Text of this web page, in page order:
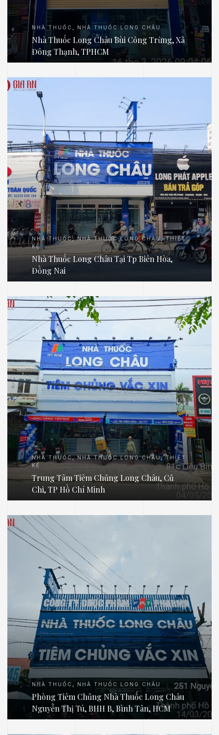
NHÀ THUỐC NHÀ THUỐC LONG CHÂU
Nhà Thuốc Long Châu Bùi Công Trừng, Xã
Đông Thạnh, TPHCM
NHÀ THUỐC,NHÀ THUỐC LONG CHÂU,THIẾT
KẾ
Nhà Thuốc Long Châu Tại Tp Biên Hòa,
Đồng Nai
NHÀ THUỐC,NHÀ THUỐC LONG CHÂU,THIẾT
KẾ
Trung Tâm Tiêm Chủng Long Châu, Củ
Chi, TP Hồ Chí Minh
NHÀ THUỐC NHÀ THUỐC LONG CHÂU
Phòng Tiêm Chủng Nhà Thuốc Long Châu
Nguyễn Thị Tú, BHH B, Bình Tân, HCM